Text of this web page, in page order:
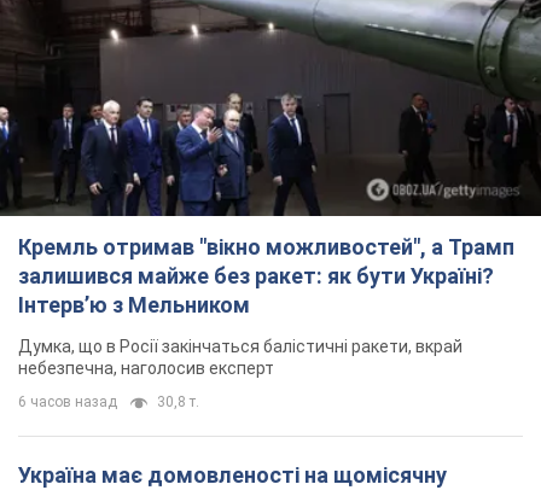
Кремль отримав "вікно можливостей", а Трамп
залишився майже без ракет: як бути Україні?
Інтерв’ю з Мельником
Думка, що в Росії закінчаться балістичні ракети, вкрай
небезпечна, наголосив експерт
6 часов назад 30,8 т.
Україна має домовленості на щомісячну